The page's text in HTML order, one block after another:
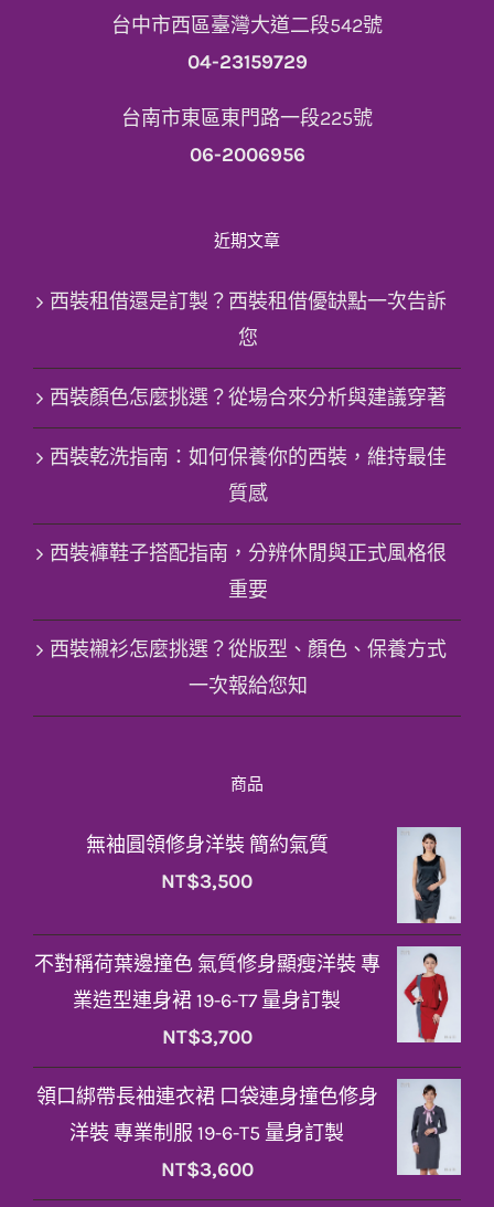
台中市西區臺灣大道二段542號
04-23159729
台南市東區東門路一段225號
06-2006956
近期文章
西裝租借還是訂製？西裝租借優缺點一次告訴
您
西裝顏色怎麼挑選？從場合來分析與建議穿著
西裝乾洗指南：如何保養你的西裝，維持最佳
質感
西裝褲鞋子搭配指南，分辨休閒與正式風格很
重要
西裝襯衫怎麼挑選？從版型、顏色、保養方式
一次報給您知
商品
無袖圓領修身洋裝 簡約氣質
NT$3,500
不對稱荷葉邊撞色 氣質修身顯瘦洋裝 專
業造型連身裙 19-6-T7 量身訂製
NT$3,700
領口綁帶長袖連衣裙 口袋連身撞色修身
洋裝 專業制服 19-6-T5 量身訂製
NT$3,600